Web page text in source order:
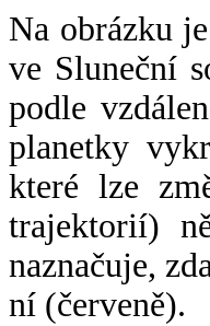
Na obrázku
ve Sluneční
podle
planetky
které lze
trajektorií)
naznačuje,
ní (červeně).